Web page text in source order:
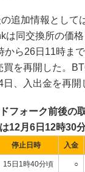
追加情報として
同交換所の価
ら26日11時ま
を再開した。
、入出金を再開
フォーク前後の
12月6日12時30
停止日時 入金
15日1時40分頃 ○